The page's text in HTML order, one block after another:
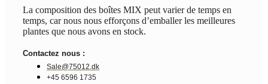
La composition des boîtes MIX peut varier de temps en
temps, car nous nous efforçons d’emballer les meilleures
plantes que nous avons en stock.
Contactez nous :
Sale@75012.dk
+45 6596 1735